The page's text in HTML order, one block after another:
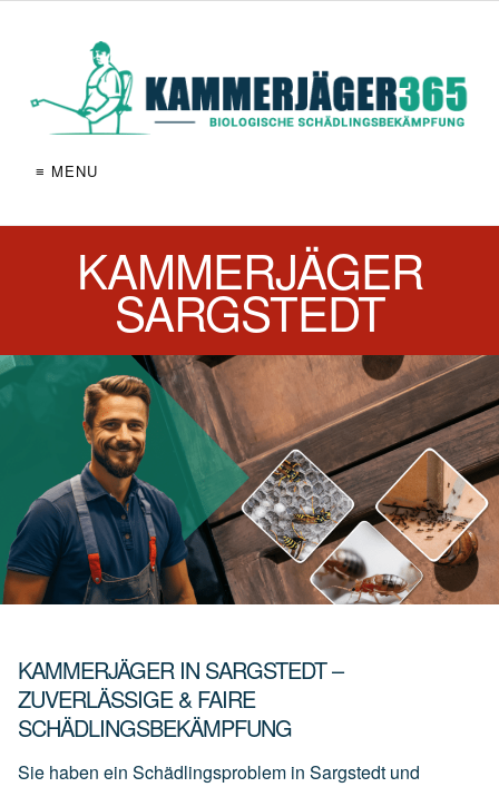
≡ MENU
KAMMERJÄGER
SARGSTEDT
KAMMERJÄGER IN SARGSTEDT –
ZUVERLÄSSIGE & FAIRE
SCHÄDLINGSBEKÄMPFUNG
Sie haben ein Schädlingsproblem in Sargstedt und